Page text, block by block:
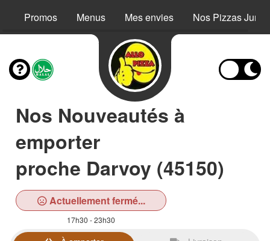
Promos Menus Mes envies Nos Pizzas Junior
Nos Nouveautés à
emporter
proche Darvoy (45150)
Actuellement fermé...
17h30 - 23h30